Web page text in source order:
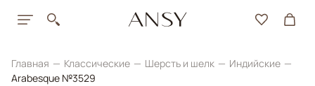
Главная Классические Шерсть и шелк
Индийские
Arabesque №3529